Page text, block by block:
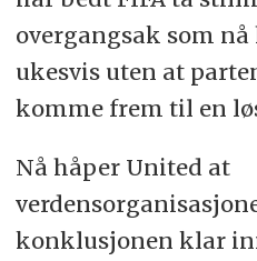
overgangsak som
ukesvis uten at
komme frem til en
Nå håper United at
konklusjonen klar